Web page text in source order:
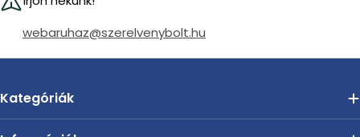
webaruhaz@szerelvenybolt.hu
Kategóriák